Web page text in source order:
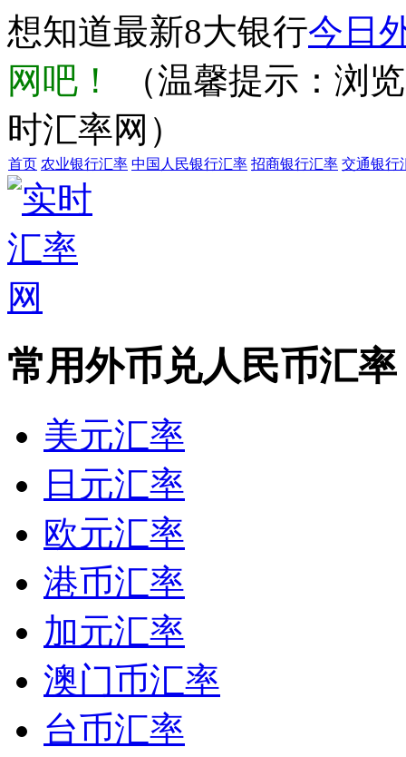
想知道最新8大银行今日
网吧！
（温馨提示：浏
时汇率网）
首页 农业银行汇率 中国人民银行汇率 招商银行汇率 交通银行
常用外币兑人民币汇率
美元汇率
日元汇率
欧元汇率
港币汇率
加元汇率
澳门币汇率
台币汇率